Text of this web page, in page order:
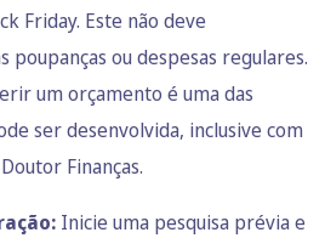
Friday. Este não deve
poupanças ou despesas regulares.
um orçamento é uma das
ser desenvolvida, inclusive com
Finanças.
Inicie uma pesquisa prévia e